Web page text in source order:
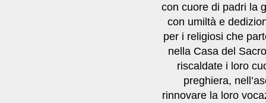
con cuore di padri la
con umiltà e
per i religiosi che
nella Casa del
riscaldate i loro
preghiera,
rinnovare la loro